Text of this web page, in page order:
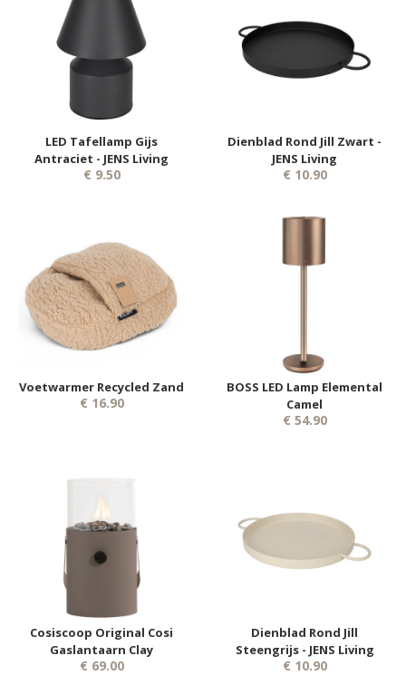
LED Tafellamp Gijs
Antraciet - JENS Living
€ 9.50
Dienblad Rond Jill Zwart -
JENS Living
€ 10.90
Voetwarmer Recycled Zand
€ 16.90
BOSS LED Lamp Elemental
Camel
€ 54.90
Cosiscoop Original Cosi
Gaslantaarn Clay
€ 69.00
Dienblad Rond Jill
Steengrijs - JENS Living
€ 10.90